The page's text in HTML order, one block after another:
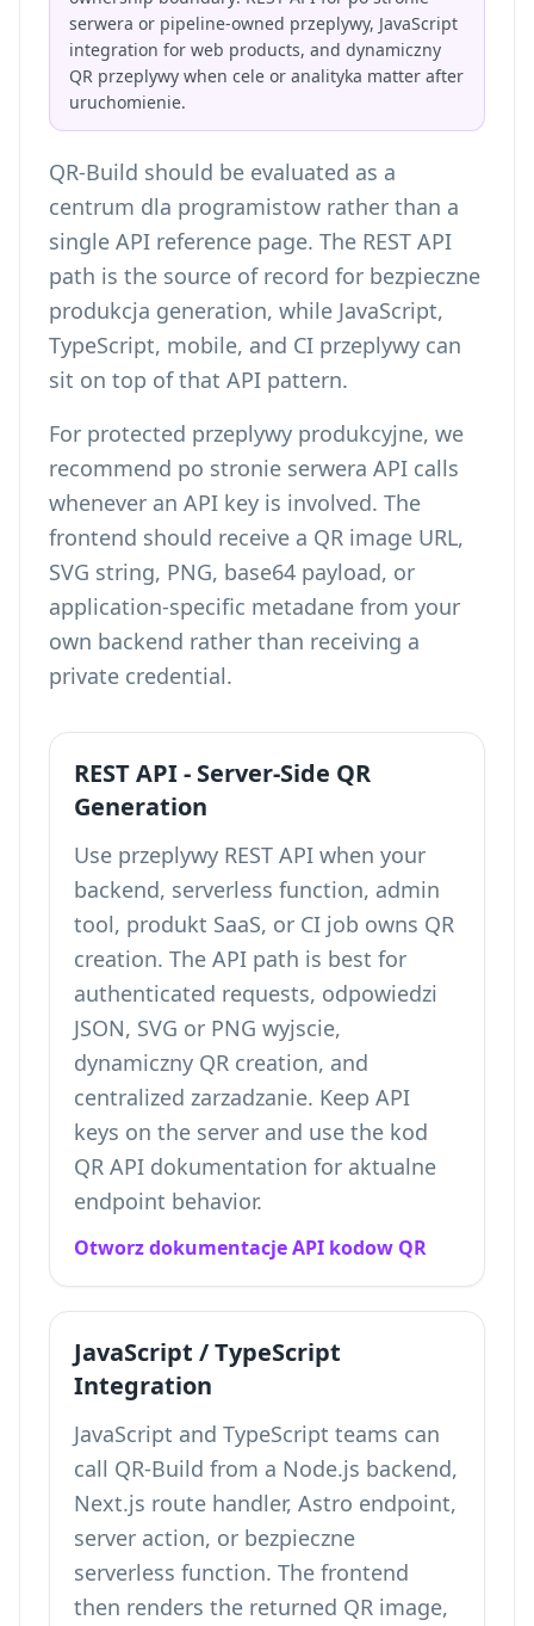
serwera or pipeline-owned przeplywy, JavaScript
integration for web products, and dynamiczny
QR przeplywy when cele or analityka matter after
uruchomienie.
QR-Build should be evaluated as a
centrum dla programistow rather than a
single API reference page. The REST API
path is the source of record for bezpieczne
produkcja generation, while JavaScript,
TypeScript, mobile, and CI przeplywy can
sit on top of that API pattern.
For protected przeplywy produkcyjne, we
recommend po stronie serwera API calls
whenever an API key is involved. The
frontend should receive a QR image URL,
SVG string, PNG, base64 payload, or
application-specific metadane from your
own backend rather than receiving a
private credential.
REST API - Server-Side QR
Generation
Use przeplywy REST API when your
backend, serverless function, admin
tool, produkt SaaS, or CI job owns QR
creation. The API path is best for
authenticated requests, odpowiedzi
JSON, SVG or PNG wyjscie,
dynamiczny QR creation, and
centralized zarzadzanie. Keep API
keys on the server and use the kod
QR API dokumentation for aktualne
endpoint behavior.
Otworz dokumentacje API kodow QR
JavaScript / TypeScript
Integration
JavaScript and TypeScript teams can
call QR-Build from a Node.js backend,
Next.js route handler, Astro endpoint,
server action, or bezpieczne
serverless function. The frontend
then renders the returned QR image,